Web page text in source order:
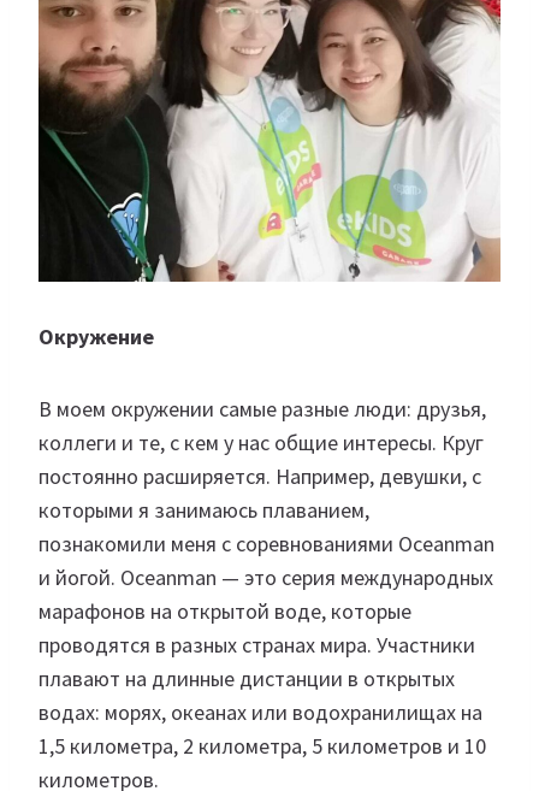
Окружение
В моем окружении самые разные люди: друзья,
коллеги и те, с кем у нас общие интересы. Круг
постоянно расширяется. Например, девушки, с
которыми я занимаюсь плаванием,
познакомили меня с соревнованиями Oceanman
и йогой. Oceanman — это серия международных
марафонов на открытой воде, которые
проводятся в разных странах мира. Участники
плавают на длинные дистанции в открытых
водах: морях, океанах или водохранилищах на
1,5 километра, 2 километра, 5 километров и 10
километров.